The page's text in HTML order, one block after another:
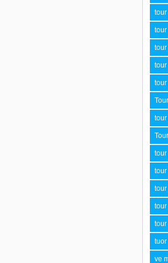
ve